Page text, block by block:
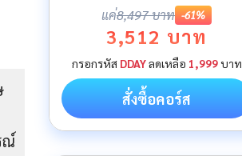
ณ์
แค่8,497 บาท -61%
3,512 บาท
กรอกรหัส DDAYลดเหลือ 1,999บาท
สั่งซื้อคอร์ส